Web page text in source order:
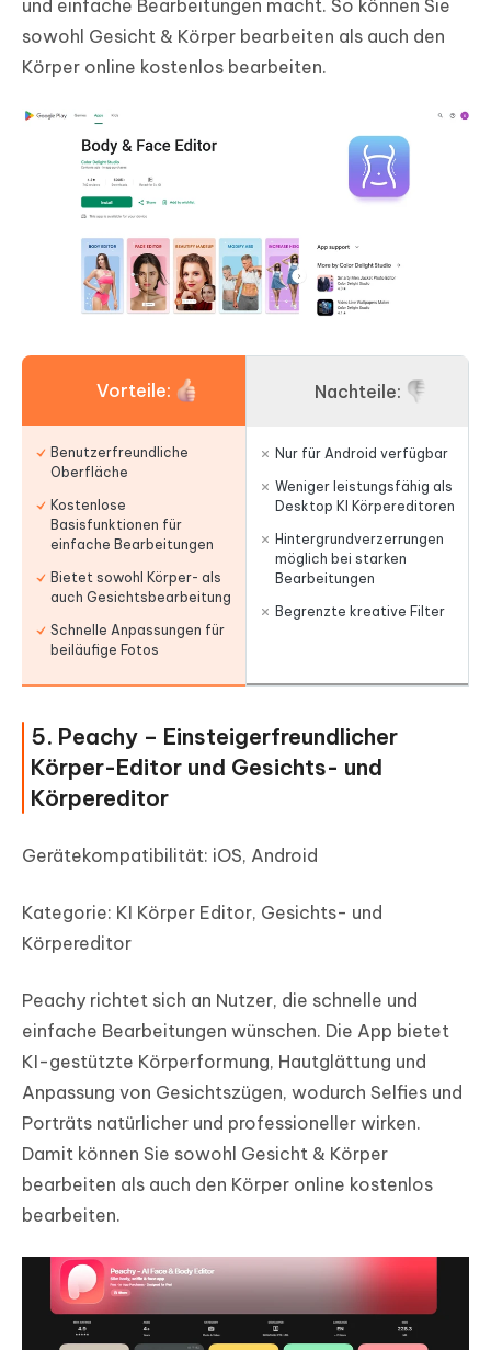
und einfache Bearbeitungen macht. So können Sie
sowohl Gesicht & Körper bearbeiten als auch den
Körper online kostenlos bearbeiten.
Vorteile:
Benutzerfreundliche
Oberfläche
Kostenlose
Basisfunktionen für
einfache Bearbeitungen
Bietet sowohl Körper- als
auch Gesichtsbearbeitung
Schnelle Anpassungen für
beiläufige Fotos
Nachteile:
Nur für Android verfügbar
Weniger leistungsfähig als
Desktop KI Körpereditoren
Hintergrundverzerrungen
möglich bei starken
Bearbeitungen
Begrenzte kreative Filter
5. Peachy – Einsteigerfreundlicher
Körper-Editor und Gesichts- und
Körpereditor
Gerätekompatibilität: iOS, Android
Kategorie: KI Körper Editor, Gesichts- und
Körpereditor
Peachy richtet sich an Nutzer, die schnelle und
einfache Bearbeitungen wünschen. Die App bietet
KI-gestützte Körperformung, Hautglättung und
Anpassung von Gesichtszügen, wodurch Selfies und
Porträts natürlicher und professioneller wirken.
Damit können Sie sowohl Gesicht & Körper
bearbeiten als auch den Körper online kostenlos
bearbeiten.